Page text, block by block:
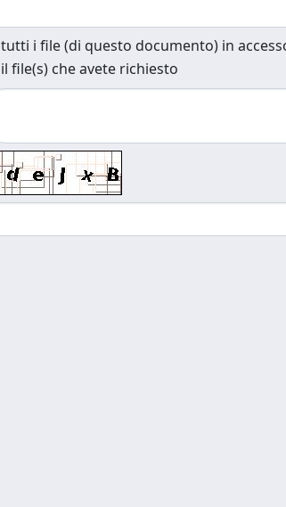
tutti i file (di questo documento) in
il file(s) che avete richiesto